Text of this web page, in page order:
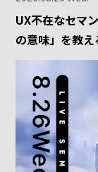
UX不在なセマ
の意味」を教え